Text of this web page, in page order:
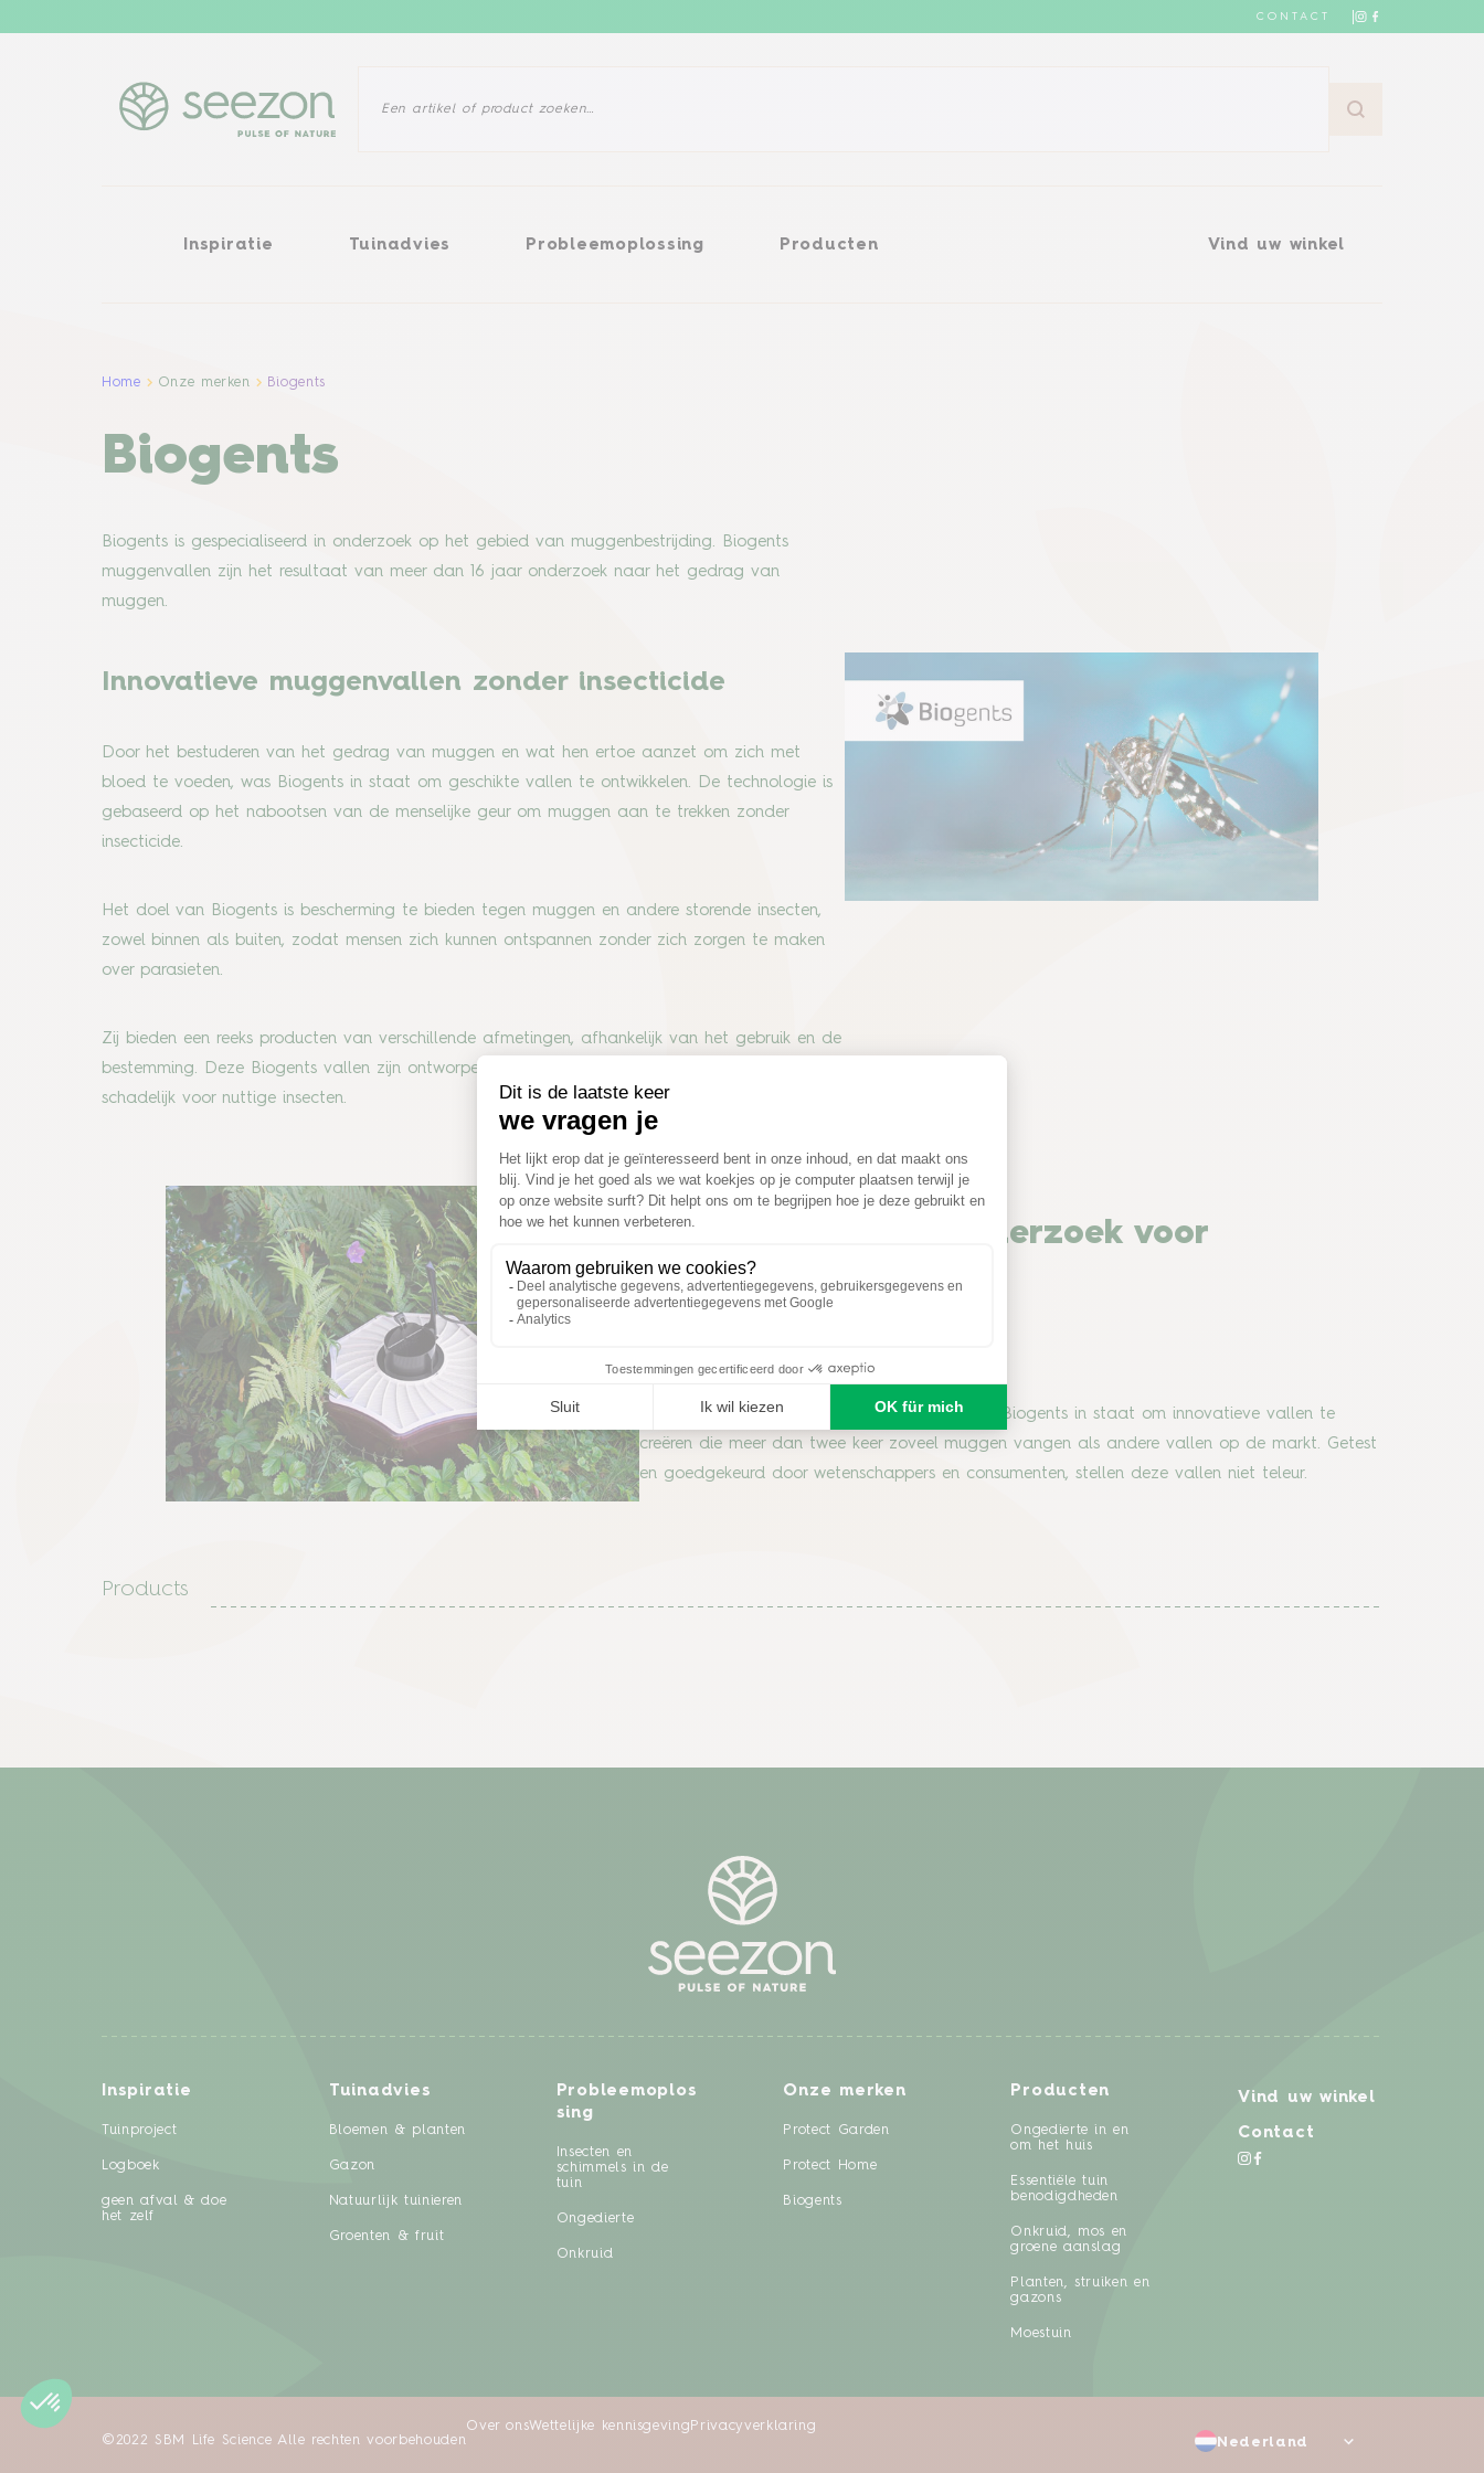
CONTACT
Inspiratie Tuinadvies Probleemoplossing Producten Vind uw winkel
InspiratieTuinadviesProbleemoplossingProducten Vind uw winkel
Home Onze merken Biogents
Biogents
Biogents is gespecialiseerd in onderzoek op het gebied van muggenbestrijding. Biogents
muggenvallen zijn het resultaat van meer dan 16 jaar onderzoek naar het gedrag van
muggen.
Innovatieve muggenvallen zonder insecticide
Door het bestuderen van het gedrag van muggen en wat hen ertoe aanzet om zich met
bloed te voeden, was Biogents in staat om geschikte vallen te ontwikkelen. De technologie is
gebaseerd op het nabootsen van de menselijke geur om muggen aan te trekken zonder
insecticide.
Het doel van Biogents is bescherming te bieden tegen muggen en andere storende insecten,
zowel binnen als buiten, zodat mensen zich kunnen ontspannen zonder zich zorgen te maken
over parasieten.
Zij bieden een reeks producten van verschillende afmetingen, afhankelijk van het gebruik en de
bestemming. Deze Biogents vallen zijn ontworpen op een milieuvriendelijke manier en zijn niet
schadelijk voor nuttige insecten.
Wetenschappelijk onderzoek voor
maximale efficiëntie
De combinatie van deze hulpmiddelen stelde Biogents in staat om innovatieve vallen te
creëren die meer dan twee keer zoveel muggen vangen als andere vallen op de markt. Getest
en goedgekeurd door wetenschappers en consumenten, stellen deze vallen niet teleur.
Products
Inspiratie
Tuinproject
Logboek
geen afval & doe
het zelf
Tuinadvies
Bloemen & planten
Gazon
Natuurlijk tuinieren
Groenten & fruit
Probleemoplos
sing
Insecten en
schimmels in de
tuin
Ongedierte
Onkruid
Onze merken
Protect Garden
Protect Home
Biogents
Producten
Ongedierte in en
om het huis
Essentiële tuin
benodigdheden
Onkruid, mos en
groene aanslag
Planten, struiken en
gazons
Moestuin
Vind uw winkel
Contact
©2022 SBM Life Science Alle rechten voorbehouden
Over onsWettelijke kennisgeving Privacyverklaring
Nederland